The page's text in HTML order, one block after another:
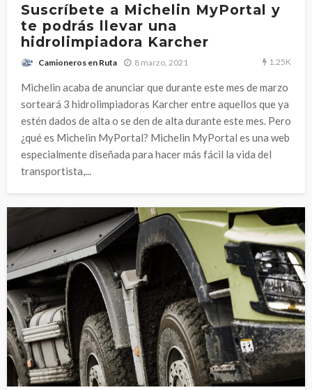
Suscríbete a Michelin MyPortal y
te podrás llevar una
hidrolimpiadora Karcher
Camioneros en Ruta 8 marzo, 2021 1.25K
Michelin acaba de anunciar que durante este mes de marzo
sorteará 3 hidrolimpiadoras Karcher entre aquellos que ya
estén dados de alta o se den de alta durante este mes. Pero
¿qué es Michelin MyPortal? Michelin MyPortal es una web
especialmente diseñada para hacer más fácil la vida del
transportista,...